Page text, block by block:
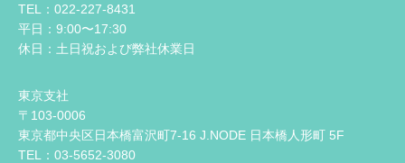
TEL：022-227-8431
平日：9:00〜17:30
休日：土日祝および弊社休業日
東京支社
〒103-0006
東京都中央区日本橋富沢町7-16 J.NODE 日本橋人形町 5F
TEL：03-5652-3080